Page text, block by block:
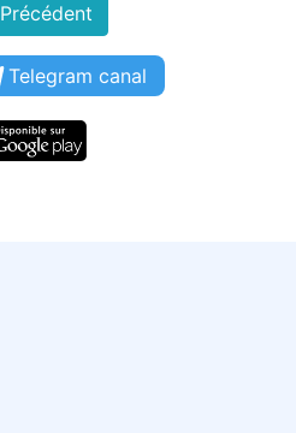
Précédent
Telegram canal